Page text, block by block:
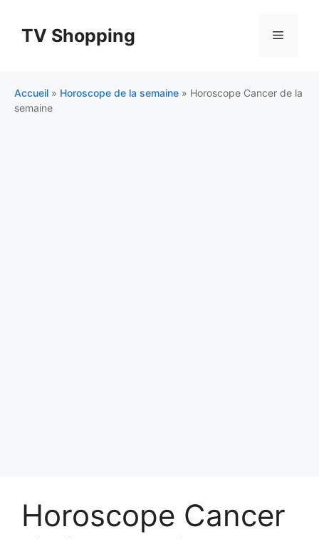
contenuTV Shopping Menu
Accueil » Horoscope de la semaine » Horoscope Cancer de la
semaine
Horoscope Cancer